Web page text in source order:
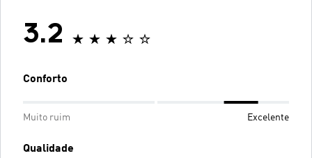
3.2
Conforto
Muito ruim Excelente
Qualidade